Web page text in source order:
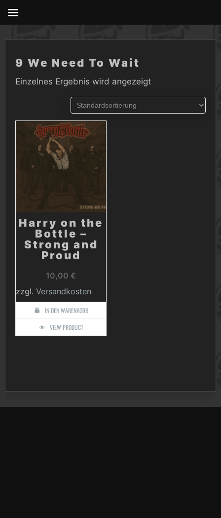
9 We Need To Wait
Einzelnes Ergebnis wird angezeigt
Harry on the
Bottle –
Strong and
Proud
10,00€
zzgl. Versandkosten
IN DEN WARENKORB
VIEW PRODUCT